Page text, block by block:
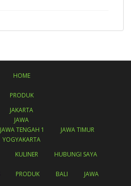
HOME
PRODUK
JAKARTA
JAWA
JAWA TENGAH 1
JAWA TIMUR
YOGYAKARTA
KULINER HUBUNGI SAYA
PRODUK BALI JAWA